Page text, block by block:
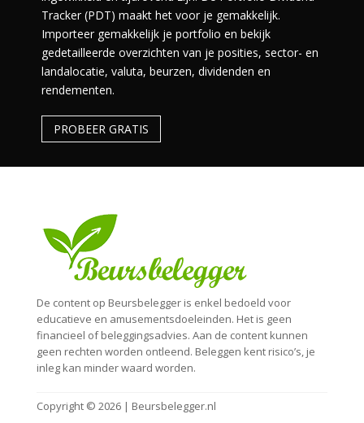
Tracker (PDT) maakt het voor je gemakkelijk.
Importeer gemakkelijk je portfolio en bekijk
gedetailleerde overzichten van je posities, sector- en
landalocatie, valuta, beurzen, dividenden en
rendementen.
PROBEER GRATIS
De content op Beursbelegger is enkel bedoeld voor
educatieve en amusementsdoeleinden. Het is geen
financieel of beleggingsadvies. Aan de content kunnen
geen rechten worden ontleend. Beleggen kent risico’s, je
inleg kan minder waard worden.
Copyright © 2026 | Beursbelegger.nl